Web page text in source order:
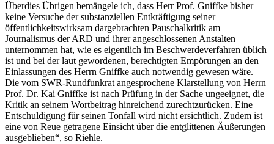
Überdies Übrigen bemängele ich, dass Herr Prof. Gniffke bisher
keine Versuche der substanziellen Entkräftigung seiner
öffentlichkeitswirksam dargebrachten Pauschalkritik am
Journalismus der ARD und ihrer angeschlossenen Anstalten
unternommen hat, wie es eigentlich im Beschwerdeverfahren üblich
ist und bei der laut gewordenen, berechtigten Empörungen an den
Einlassungen des Herrn Gniffke auch notwendig gewesen wäre.
Die vom SWR-Rundfunkrat angesprochene Klarstellung von Herrn
Prof. Dr. Kai Gniffke ist nach Prüfung in der Sache ungeeignet, die
Kritik an seinem Wortbeitrag hinreichend zurechtzurücken. Eine
Entschuldigung für seinen Tonfall wird nicht ersichtlich. Zudem ist
eine von Reue getragene Einsicht über die entglittenen Äußerungen
ausgeblieben“, so Riehle.